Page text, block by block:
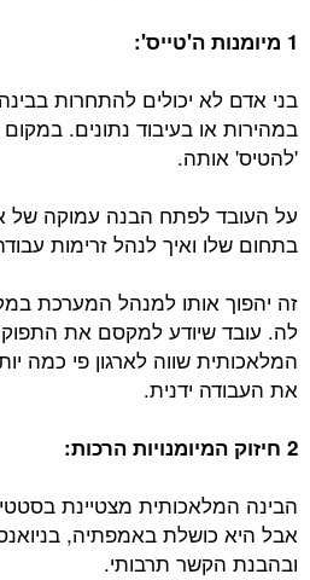
1 מיומנות ה'טייס':
בני אדם לא יכולים להתחרות
במהירות או בעיבוד נתונים.
'להטיס' אותה.
על העובד לפתח הבנה עמוקה של
בתחום שלו ואיך לנהל זרימות
זה יהפוך אותו למנהל המערכת
לה. עובד שיודע למקסם את
המלאכותית שווה לארגון פי כמה
את העבודה ידנית.
2 חיזוק המיומנויות הרכות:
הבינה המלאכותית מצטיינת
אבל היא כושלת באמפתיה,
ובהבנת הקשר תרבותי.